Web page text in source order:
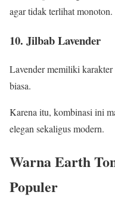
agar tidak terlihat monoton.
10. Jilbab Lavender
Lavender memiliki
biasa.
Karena itu, kombinasi ini
elegan sekaligus modern.
Warna Earth
Populer